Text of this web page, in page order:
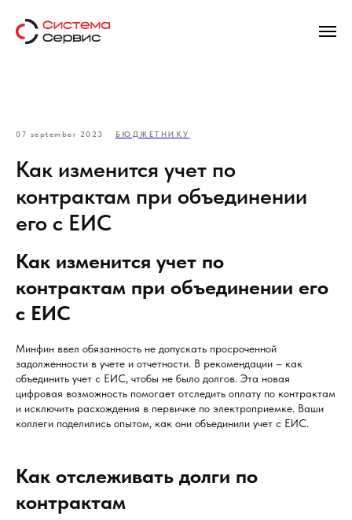
07 september 2023 БЮДЖЕТНИКУ
Как изменится учет по
контрактам при объединении
его с ЕИС
Как изменится учет по
контрактам при объединении его
с ЕИС
Минфин ввел обязанность не допускать просроченной
задолженности в учете и отчетности. В рекомендации – как
объединить учет с ЕИС, чтобы не было долгов. Эта новая
цифровая возможность помогает отследить оплату по контрактам
и исключить расхождения в первичке по электроприемке. Ваши
коллеги поделились опытом, как они объединили учет с ЕИС.
Как отслеживать долги по
контрактам